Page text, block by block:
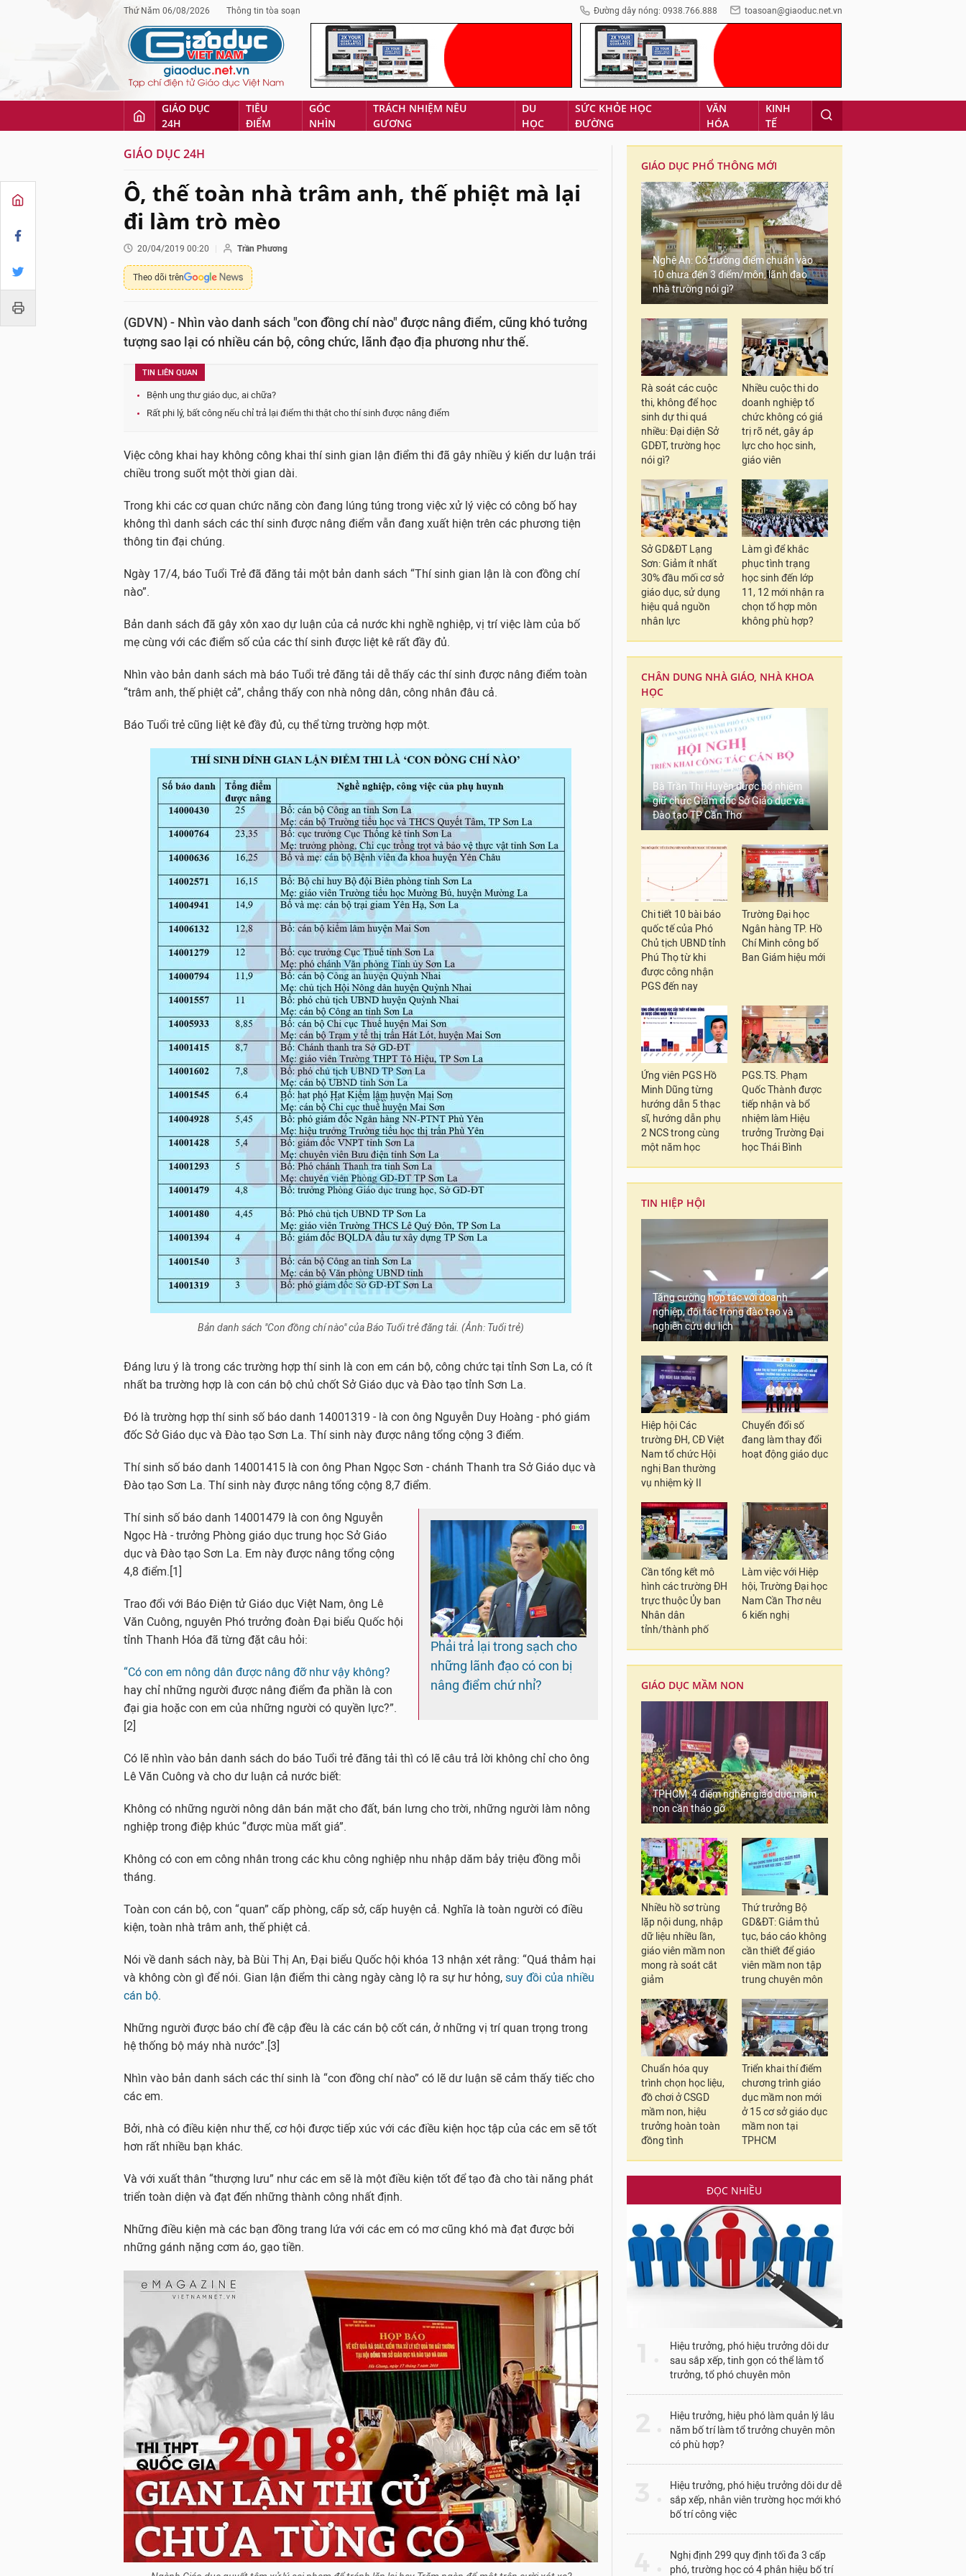
Thứ Năm 06/08/2026 Thông tin tòa soạn Đường dây nóng: 0938.766.888 toasoan@giaoduc.net.vn
GIÁO DỤC
24H
TIÊU
ĐIỂM
GÓC
NHÌN
TRÁCH NHIỆM NÊU
GƯƠNG
DU
HỌC
SỨC KHỎE HỌC
ĐƯỜNG
VĂN
HÓA
KINH
TẾ
GIÁO DỤC 24H
Ô, thế toàn nhà trâm anh, thế phiệt mà lại
đi làm trò mèo
20/04/2019 00:20 Trần Phương
Theo dõi trên
(GDVN) - Nhìn vào danh sách "con đồng chí nào" được nâng điểm, cũng khó tưởng
tượng sao lại có nhiều cán bộ, công chức, lãnh đạo địa phương như thế.
TIN LIÊN QUAN
Bệnh ung thư giáo dục, ai chữa?
Rất phi lý, bất công nếu chỉ trả lại điểm thi thật cho thí sinh được nâng điểm
Việc công khai hay không công khai thí sinh gian lận điểm thi đã gây nhiều ý kiến dư luận trái
chiều trong suốt một thời gian dài.
Trong khi các cơ quan chức năng còn đang lúng túng trong việc xử lý việc có công bố hay
không thì danh sách các thí sinh được nâng điểm vẫn đang xuất hiện trên các phương tiện
thông tin đại chúng.
Ngày 17/4, báo Tuổi Trẻ đã đăng tải một bản danh sách “Thí sinh gian lận là con đồng chí
nào”.
Bản danh sách đã gây xôn xao dự luận của cả nước khi nghề nghiệp, vị trí việc làm của bố
mẹ cùng với các điểm số của các thí sinh được liệt kê rất đầy đủ.
Nhìn vào bản danh sách mà báo Tuổi trẻ đăng tải dễ thấy các thí sinh được nâng điểm toàn
“trâm anh, thế phiệt cả”, chẳng thấy con nhà nông dân, công nhân đâu cả.
Báo Tuổi trẻ cũng liệt kê đầy đủ, cụ thể từng trường hợp một.
Bản danh sách "Con đồng chí nào" của Báo Tuổi trẻ đăng tải. (Ảnh: Tuổi trẻ)
Đáng lưu ý là trong các trường hợp thí sinh là con em cán bộ, công chức tại tỉnh Sơn La, có ít
nhất ba trường hợp là con cán bộ chủ chốt Sở Giáo dục và Đào tạo tỉnh Sơn La.
Đó là trường hợp thí sinh số báo danh 14001319 - là con ông Nguyễn Duy Hoàng - phó giám
đốc Sở Giáo dục và Đào tạo Sơn La. Thí sinh này được nâng tổng cộng 3 điểm.
Thí sinh số báo danh 14001415 là con ông Phan Ngọc Sơn - chánh Thanh tra Sở Giáo dục và
Đào tạo Sơn La. Thí sinh này được nâng tổng cộng 8,7 điểm.
Phải trả lại trong sạch cho
những lãnh đạo có con bị
nâng điểm chứ nhỉ?
Thí sinh số báo danh 14001479 là con ông Nguyễn
Ngọc Hà - trưởng Phòng giáo dục trung học Sở Giáo
dục và Đào tạo Sơn La. Em này được nâng tổng cộng
4,8 điểm.[1]
Trao đổi với Báo Điện tử Giáo dục Việt Nam, ông Lê
Văn Cuông, nguyên Phó trưởng đoàn Đại biểu Quốc hội
tỉnh Thanh Hóa đã từng đặt câu hỏi:
“Có con em nông dân được nâng đỡ như vậy không?
hay chỉ những người được nâng điểm đa phần là con
đại gia hoặc con em của những người có quyền lực?”.
[2]
Có lẽ nhìn vào bản danh sách do báo Tuổi trẻ đăng tải thì có lẽ câu trả lời không chỉ cho ông
Lê Văn Cuông và cho dư luận cả nước biết:
Không có những người nông dân bán mặt cho đất, bán lưng cho trời, những người làm nông
nghiệp trong điệp khúc “được mùa mất giá”.
Không có con em công nhân trong các khu công nghiệp nhu nhập dăm bảy triệu đồng mỗi
tháng.
Toàn con cán bộ, con “quan” cấp phòng, cấp sở, cấp huyện cả. Nghĩa là toàn người có điều
kiện, toàn nhà trâm anh, thế phiệt cả.
Nói về danh sách này, bà Bùi Thị An, Đại biểu Quốc hội khóa 13 nhận xét rằng: “Quá thảm hại
và không còn gì để nói. Gian lận điểm thi càng ngày càng lộ ra sự hư hỏng, suy đồi của nhiều
cán bộ.
Những người được báo chí đề cập đều là các cán bộ cốt cán, ở những vị trí quan trọng trong
hệ thống bộ máy nhà nước”.[3]
Nhìn vào bản danh sách các thí sinh là “con đồng chí nào” có lẽ dư luận sẽ cảm thấy tiếc cho
các em.
Bởi, nhà có điều kiện như thế, cơ hội được tiếp xúc với các điều kiện học tập của các em sẽ tốt
hơn rất nhiều bạn khác.
Và với xuất thân “thượng lưu” như các em sẽ là một điều kiện tốt để tạo đà cho tài năng phát
triển toàn diện và đạt đến những thành công nhất định.
Những điều kiện mà các bạn đồng trang lứa với các em có mơ cũng khó mà đạt được bởi
những gánh nặng cơm áo, gạo tiền.
GIÁO DỤC PHỔ THÔNG MỚI
Nghệ An: Có trường điểm chuẩn vào
10 chưa đến 3 điểm/môn, lãnh đạo
nhà trường nói gì?
Rà soát các cuộc
thi, không để học
sinh dự thi quá
nhiều: Đại diện Sở
GDĐT, trường học
nói gì?
Nhiều cuộc thi do
doanh nghiệp tổ
chức không có giá
trị rõ nét, gây áp
lực cho học sinh,
giáo viên
Sở GD&ĐT Lạng
Sơn: Giảm ít nhất
30% đầu mối cơ sở
giáo dục, sử dụng
hiệu quả nguồn
nhân lực
Làm gì để khắc
phục tình trạng
học sinh đến lớp
11, 12 mới nhận ra
chọn tổ hợp môn
không phù hợp?
CHÂN DUNG NHÀ GIÁO, NHÀ KHOA
HỌC
Bà Trần Thị Huyền được bổ nhiệm
giữ chức Giám đốc Sở Giáo dục và
Đào tạo TP Cần Thơ
Chi tiết 10 bài báo
quốc tế của Phó
Chủ tịch UBND tỉnh
Phú Thọ từ khi
được công nhận
PGS đến nay
Trường Đại học
Ngân hàng TP. Hồ
Chí Minh công bố
Ban Giám hiệu mới
Ứng viên PGS Hồ
Minh Dũng từng
hướng dẫn 5 thạc
sĩ, hướng dẫn phụ
2 NCS trong cùng
một năm học
PGS.TS. Phạm
Quốc Thành được
tiếp nhận và bổ
nhiệm làm Hiệu
trưởng Trường Đại
học Thái Bình
TIN HIỆP HỘI
Tăng cường hợp tác với doanh
nghiệp, đối tác trong đào tạo và
nghiên cứu du lịch
Hiệp hội Các
trường ĐH, CĐ Việt
Nam tổ chức Hội
nghị Ban thường
vụ nhiệm kỳ II
Chuyển đổi số
đang làm thay đổi
hoạt động giáo dục
Cần tổng kết mô
hình các trường ĐH
trực thuộc Ủy ban
Nhân dân
tỉnh/thành phố
Làm việc với Hiệp
hội, Trường Đại học
Nam Cần Thơ nêu
6 kiến nghị
GIÁO DỤC MẦM NON
TPHCM: 4 điểm nghẽn giáo dục mầm
non cần tháo gỡ
Nhiều hồ sơ trùng
lặp nội dung, nhập
dữ liệu nhiều lần,
giáo viên mầm non
mong rà soát cắt
giảm
Thứ trưởng Bộ
GD&ĐT: Giảm thủ
tục, báo cáo không
cần thiết để giáo
viên mầm non tập
trung chuyên môn
Chuẩn hóa quy
trình chọn học liệu,
đồ chơi ở CSGD
mầm non, hiệu
trưởng hoàn toàn
đồng tình
Triển khai thí điểm
chương trình giáo
dục mầm non mới
ở 15 cơ sở giáo dục
mầm non tại
TPHCM
ĐỌC NHIỀU
Hiệu trưởng, phó hiệu trưởng dôi dư
sau sắp xếp, tinh gọn có thể làm tổ
trưởng, tổ phó chuyên môn
Hiệu trưởng, hiệu phó làm quản lý lâu
năm bố trí làm tổ trưởng chuyên môn
có phù hợp?
Hiệu trưởng, phó hiệu trưởng dôi dư dễ
sắp xếp, nhân viên trường học mới khó
bố trí công việc
Nghị định 299 quy định tối đa 3 cấp
phó, trường học có 4 phân hiệu bố trí